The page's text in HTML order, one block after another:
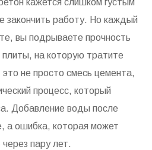
кажется слишком густым
закончить работу. Но каждый
вы подрываете прочность
на которую тратите
это не просто смесь цемента,
процесс, который
Добавление воды после
а ошибка, которая может
пару лет.